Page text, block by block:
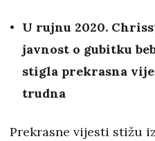
U rujnu 2020.
javnost o gubitku
stigla prekrasna
trudna
Prekrasne vijesti stižu